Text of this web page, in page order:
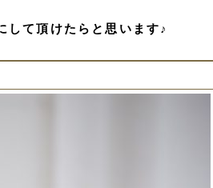
して頂けたらと思います♪